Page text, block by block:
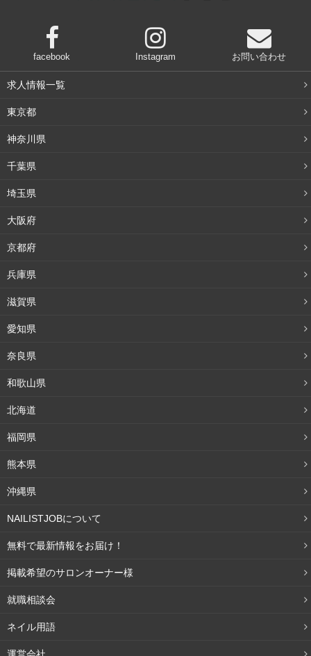
facebook Instagram お問い合わせ
求人情報一覧
東京都
神奈川県
千葉県
埼玉県
大阪府
京都府
兵庫県
滋賀県
愛知県
奈良県
和歌山県
北海道
福岡県
熊本県
沖縄県
NAILISTJOBについて
無料で最新情報をお届け！
掲載希望のサロンオーナー様
就職相談会
ネイル用語